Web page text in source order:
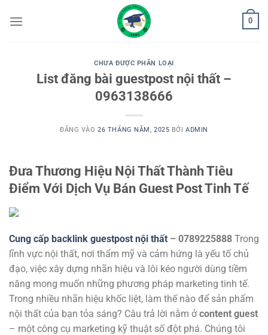
qua
0
CHƯA ĐƯỢC PHÂN LOẠI
List đăng bài guestpost nội thất –
0963138666
ĐĂNG VÀO26 THÁNG NĂM, 2025 BỞIADMIN
Đưa Thương Hiệu Nội Thất Thành Tiêu
Điểm Với Dịch Vụ Bán Guest Post Tinh Tế
Cung cấp backlink guestpost nội thất – 0789225888 Trong
lĩnh vực nội thất, nơi thẩm mỹ và cảm hứng là yếu tố chủ
đạo, việc xây dựng nhãn hiệu và lôi kéo người dùng tiềm
năng mong muốn những phương pháp marketing tinh tế.
Trong nhiều nhãn hiệu khốc liệt, làm thế nào để sản phẩm
nội thất của bạn tỏa sáng? Câu trả lời nằm ởcontent guest
– một công cụ marketing kỹ thuật số đột phá. Chúng tôi